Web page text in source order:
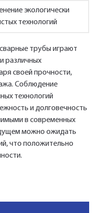
экологически
технологий
трубы играют
различных
своей прочности,
Соблюдение
технологий
и долговечность
в современных
можно ожидать
что положительно